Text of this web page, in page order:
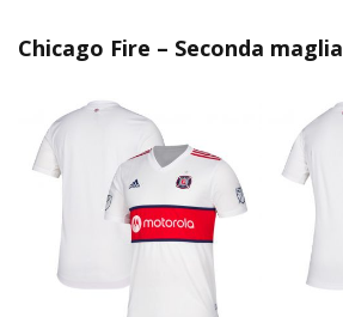
Chicago Fire – Seconda maglia